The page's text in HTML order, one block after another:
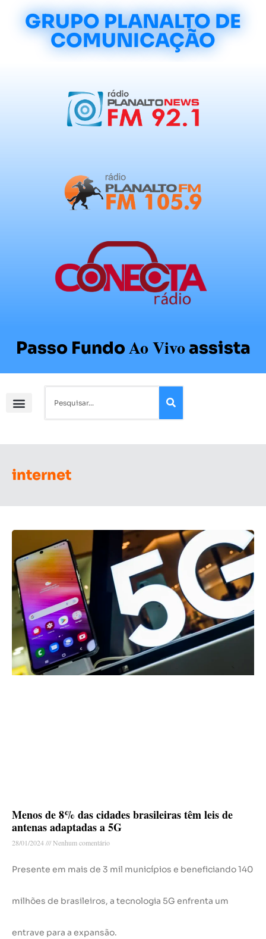
GRUPO PLANALTO DE
COMUNICAÇÃO
Passo FundoAo Vivoassista
internet
Menos de 8% das cidades brasileiras têm leis de
antenas adaptadas a 5G
28/01/2024 Nenhum comentário
Presente em mais de 3 mil municípios e beneficiando 140
milhões de brasileiros, a tecnologia 5G enfrenta um
entrave para a expansão.